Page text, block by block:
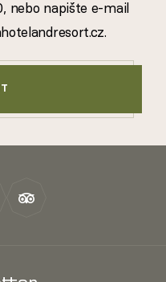
, nebo napište e-mail
.